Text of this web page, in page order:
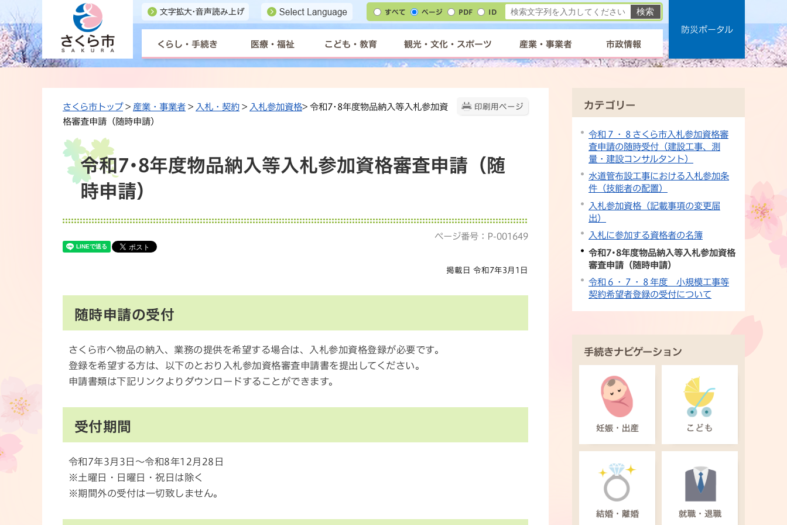
すべて ページ PDF ID
くらし・手続き 医療・福祉 こども・教育 観光・文化・スポーツ 産業・事業者 市政情報
防災ポータル
印刷用ページ
さくら市トップ> 産業・事業者 > 入札・契約 > 入札参加資格> 令和7･8年度物品納入等入札参加資
格審査申請（随時申請）
令和7･8年度物品納入等入札参加資格審査申請（随
時申請）
ページ番号：P-001649
掲載日 令和7年3月1日
随時申請の受付
さくら市へ物品の納入、業務の提供を希望する場合は、入札参加資格登録が必要です。
登録を希望する方は、以下のとおり入札参加資格審査申請書を提出してください。
申請書類は下記リンクよりダウンロードすることができます。
受付期間
令和7年3月3日～令和8年12月28日
※土曜日・日曜日・祝日は除く
※期間外の受付は一切致しません。
カテゴリー
令和７・８さくら市入札参加資格審
査申請の随時受付（建設工事、測
量・建設コンサルタント）
水道管布設工事における入札参加条
件（技能者の配置）
入札参加資格（記載事項の変更届
出）
入札に参加する資格者の名簿
令和7･8年度物品納入等入札参加資格
審査申請（随時申請）
令和６・７・８年度 小規模工事等
契約希望者登録の受付について
手続きナビゲーション